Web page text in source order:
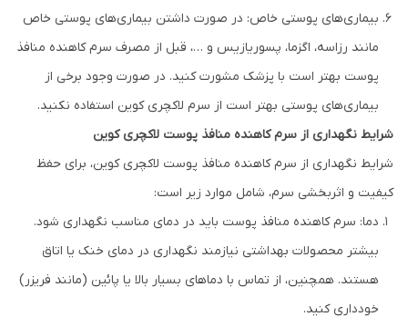
بیماری‌های پوستی خاص: در صورت داشتن بیماری‌های پوستی خاص
مانند رزاسه، اگزما، پسوریازیس و …، قبل از مصرف سرم کاهنده منافذ
پوست بهتر است با پزشک مشورت کنید. در صورت وجود برخی از
بیماری‌های پوستی بهتر است از سرم لاکچری کوین استفاده نکنید.
شرایط نگهداری از سرم کاهنده منافذ پوست لاکچری کوین
شرایط نگهداری از سرم کاهنده منافذ پوست لاکچری کوین، برای حفظ
کیفیت و اثربخشی سرم، شامل موارد زیر است:
دما: سرم کاهنده منافذ پوست باید در دمای مناسب نگهداری شود.
بیشتر محصولات بهداشتی نیازمند نگهداری در دمای خنک یا اتاق
هستند. همچنین، از تماس با دماهای بسیار بالا یا پائین (مانند فریزر)
خودداری کنید.